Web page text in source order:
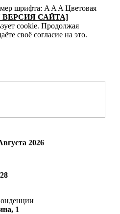
шрифта: A A A Цветовая
САЙТА]
cookie. Продолжая
своё согласие на это.
2026
1